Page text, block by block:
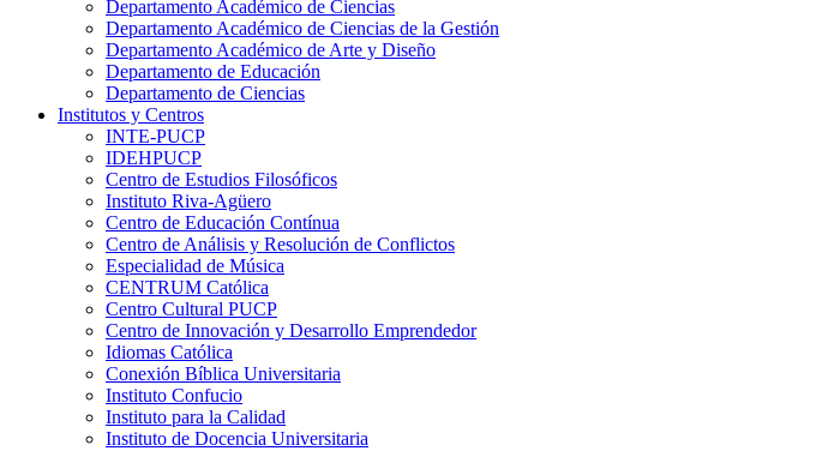
Departamento Académico de Ciencias
Departamento Académico de Ciencias de la Gestión
Departamento Académico de Arte y Diseño
Departamento de Educación
Departamento de Ciencias
Institutos y Centros
INTE-PUCP
IDEHPUCP
Centro de Estudios Filosóficos
Instituto Riva-Agüero
Centro de Educación Contínua
Centro de Análisis y Resolución de Conflictos
Especialidad de Música
CENTRUM Católica
Centro Cultural PUCP
Centro de Innovación y Desarrollo Emprendedor
Idiomas Católica
Conexión Bíblica Universitaria
Instituto Confucio
Instituto para la Calidad
Instituto de Docencia Universitaria